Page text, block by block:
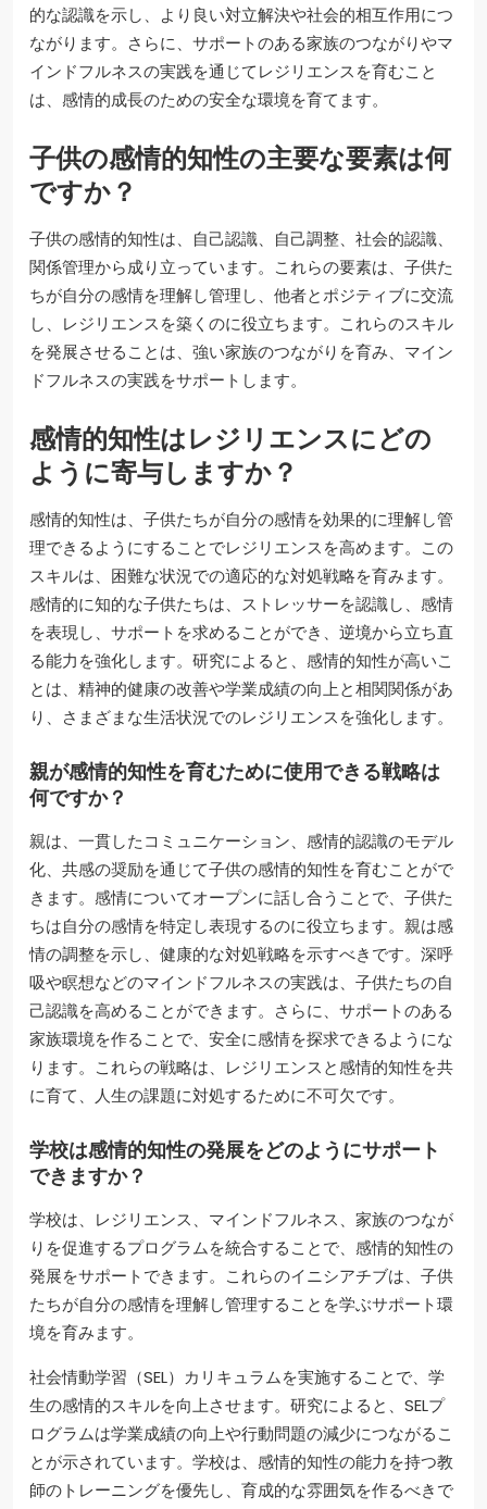
的な認識を示し、より良い対立解決や社会的相互作用につ
ながります。さらに、サポートのある家族のつながりやマ
インドフルネスの実践を通じてレジリエンスを育むこと
は、感情的成長のための安全な環境を育てます。
子供の感情的知性の主要な要素は何
ですか？
子供の感情的知性は、自己認識、自己調整、社会的認識、
関係管理から成り立っています。これらの要素は、子供た
ちが自分の感情を理解し管理し、他者とポジティブに交流
し、レジリエンスを築くのに役立ちます。これらのスキル
を発展させることは、強い家族のつながりを育み、マイン
ドフルネスの実践をサポートします。
感情的知性はレジリエンスにどの
ように寄与しますか？
感情的知性は、子供たちが自分の感情を効果的に理解し管
理できるようにすることでレジリエンスを高めます。この
スキルは、困難な状況での適応的な対処戦略を育みます。
感情的に知的な子供たちは、ストレッサーを認識し、感情
を表現し、サポートを求めることができ、逆境から立ち直
る能力を強化します。研究によると、感情的知性が高いこ
とは、精神的健康の改善や学業成績の向上と相関関係があ
り、さまざまな生活状況でのレジリエンスを強化します。
親が感情的知性を育むために使用できる戦略は
何ですか？
親は、一貫したコミュニケーション、感情的認識のモデル
化、共感の奨励を通じて子供の感情的知性を育むことがで
きます。感情についてオープンに話し合うことで、子供た
ちは自分の感情を特定し表現するのに役立ちます。親は感
情の調整を示し、健康的な対処戦略を示すべきです。深呼
吸や瞑想などのマインドフルネスの実践は、子供たちの自
己認識を高めることができます。さらに、サポートのある
家族環境を作ることで、安全に感情を探求できるようにな
ります。これらの戦略は、レジリエンスと感情的知性を共
に育て、人生の課題に対処するために不可欠です。
学校は感情的知性の発展をどのようにサポート
できますか？
学校は、レジリエンス、マインドフルネス、家族のつなが
りを促進するプログラムを統合することで、感情的知性の
発展をサポートできます。これらのイニシアチブは、子供
たちが自分の感情を理解し管理することを学ぶサポート環
境を育みます。
社会情動学習（SEL）カリキュラムを実施することで、学
生の感情的スキルを向上させます。研究によると、SELプ
ログラムは学業成績の向上や行動問題の減少につながるこ
とが示されています。学校は、感情的知性の能力を持つ教
師のトレーニングを優先し、育成的な雰囲気を作るべきで